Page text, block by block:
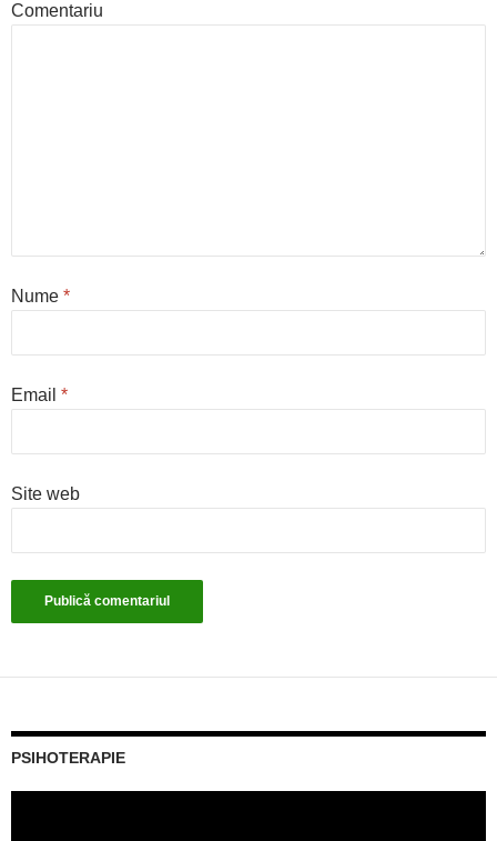
Comentariu
Nume *
Email *
Site web
PSIHOTERAPIE